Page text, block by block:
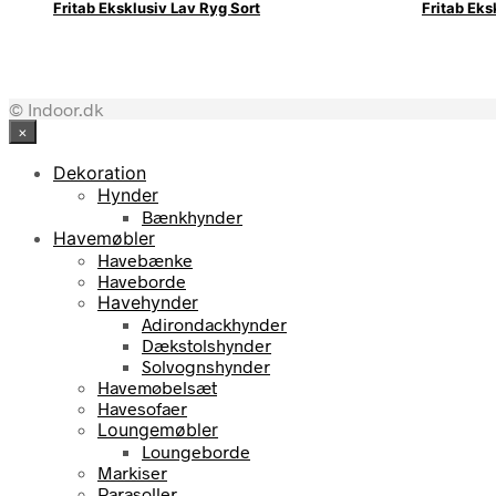
Fritab Eksklusiv Lav Ryg Sort Fritab
© Indoor.dk
×
Dekoration
Hynder
Bænkhynder
Havemøbler
Havebænke
Haveborde
Havehynder
Adirondackhynder
Dækstolshynder
Solvognshynder
Havemøbelsæt
Havesofaer
Loungemøbler
Loungeborde
Markiser